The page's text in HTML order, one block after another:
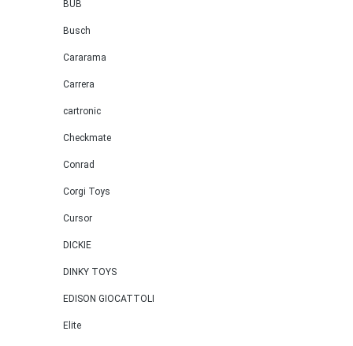
BUB
Busch
Cararama
Carrera
cartronic
Checkmate
Conrad
Corgi Toys
Cursor
DICKIE
DINKY TOYS
EDISON GIOCATTOLI
Elite